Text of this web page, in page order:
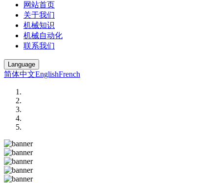
网站首页
关于我们
机械知识
机械自动化
联系我们
Language
简体中文EnglishFrench